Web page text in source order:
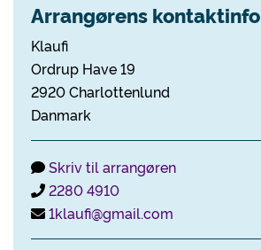
Arrangørens kontaktinfo
Klaufi
Ordrup Have 19
2920 Charlottenlund
Danmark
Skriv til arrangøren
2280 4910
1klaufi@gmail.com